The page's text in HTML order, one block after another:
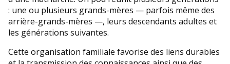
: une ou plusieurs grands-mères — parfois même des
arrière-grands-mères —, leurs descendants adultes et
les générations suivantes.
Cette organisation familiale favorise des liens durables